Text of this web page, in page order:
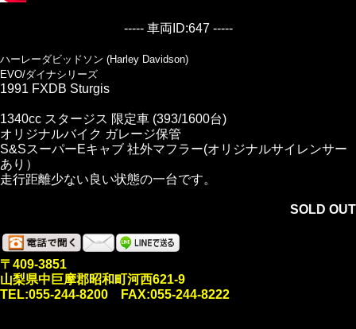
----- 車両ID:647 -----
ハーレーダビッドソン (Harley Davidson)
EVO/ダイナシリーズ
1991 FXDB Sturgis
1340cc スタージス 限定車 (393/1600台)
オリジナルバイク ガレージ保管
S&SスーパーEキャブ 社外マフラー(オリジナルサイレンサー
あり）
走行距離少ない良い状態の一台です。
SOLD OUT
〒409-3851
山梨県中巨摩郡昭和町河西621-9
TEL:055-244-8200 FAX:055-244-8222